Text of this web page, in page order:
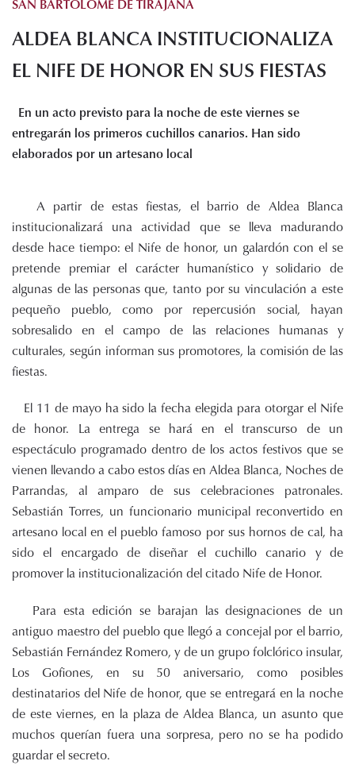
Servicios
Noticias
Enlaces de interés
Documentos
Sede electrónica
Contacto
SAN BARTOLOMÉ DE TIRAJANA
ALDEA BLANCA INSTITUCIONALIZA
EL NIFE DE HONOR EN SUS FIESTAS
En un acto previsto para la noche de este viernes se
entregarán los primeros cuchillos canarios. Han sido
elaborados por un artesano local
A partir de estas fiestas, el barrio de Aldea Blanca
institucionalizará una actividad que se lleva madurando
desde hace tiempo: el Nife de honor, un galardón con el se
pretende premiar el carácter humanístico y solidario de
algunas de las personas que, tanto por su vinculación a este
pequeño pueblo, como por repercusión social, hayan
sobresalido en el campo de las relaciones humanas y
culturales, según informan sus promotores, la comisión de las
fiestas.
El 11 de mayo ha sido la fecha elegida para otorgar el Nife
de honor. La entrega se hará en el transcurso de un
espectáculo programado dentro de los actos festivos que se
vienen llevando a cabo estos días en Aldea Blanca, Noches de
Parrandas, al amparo de sus celebraciones patronales.
Sebastián Torres, un funcionario municipal reconvertido en
artesano local en el pueblo famoso por sus hornos de cal, ha
sido el encargado de diseñar el cuchillo canario y de
promover la institucionalización del citado Nife de Honor.
Para esta edición se barajan las designaciones de un
antiguo maestro del pueblo que llegó a concejal por el barrio,
Sebastián Fernández Romero, y de un grupo folclórico insular,
Los Gofiones, en su 50 aniversario, como posibles
destinatarios del Nife de honor, que se entregará en la noche
de este viernes, en la plaza de Aldea Blanca, un asunto que
muchos querían fuera una sorpresa, pero no se ha podido
guardar el secreto.